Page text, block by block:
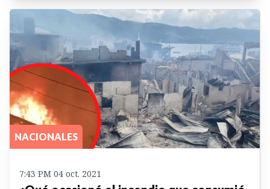
NACIONALES
7:43 PM 04 oct. 2021